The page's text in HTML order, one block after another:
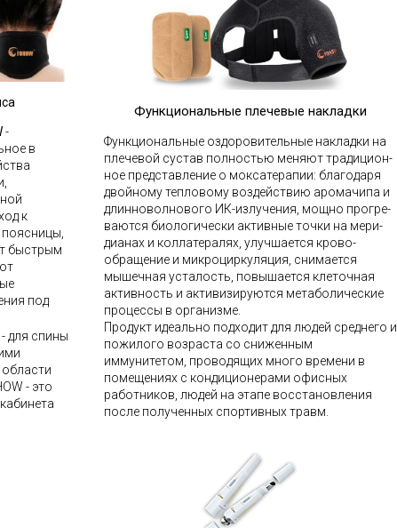
-
в
к
быстрым
под
для спины
- это
Функциональные плечевые накладки
Функциональные оздоровительные накладки на
плечевой сустав полностью меняют традицион-
ное представление о моксатерапии: благодаря
двойному тепловому воздействию аромачипа и
длинноволнового ИК-излучения, мощно прогре-
ваются биологически активные точки на мери-
дианах и коллатералях, улучшается крово-
обращение и микроциркуляция, снимается
мышечная усталость, повышается клеточная
активность и активизируются метаболические
процессы в организме.
Продукт идеально подходит для людей среднего и
пожилого возраста со сниженным
иммунитетом, проводящих много времени в
помещениях с кондиционерами офисных
работников, людей на этапе восстановления
после полученных спортивных травм.